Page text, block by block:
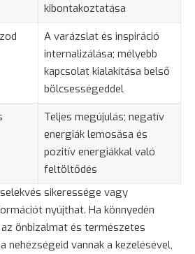
kibontakoztatása
A varázslat és inspiráció
internalizálása; mélyebb
kapcsolat kialakítása belső
bölcsességeddel
Teljes megújulás; negatív
energiák lemosása és
pozitív energiákkal való
feltöltődés
sikeressége vagy
nyújthat. Ha könnyedén
önbizalmat és természetes
nehézségeid vannak a kezelésével,